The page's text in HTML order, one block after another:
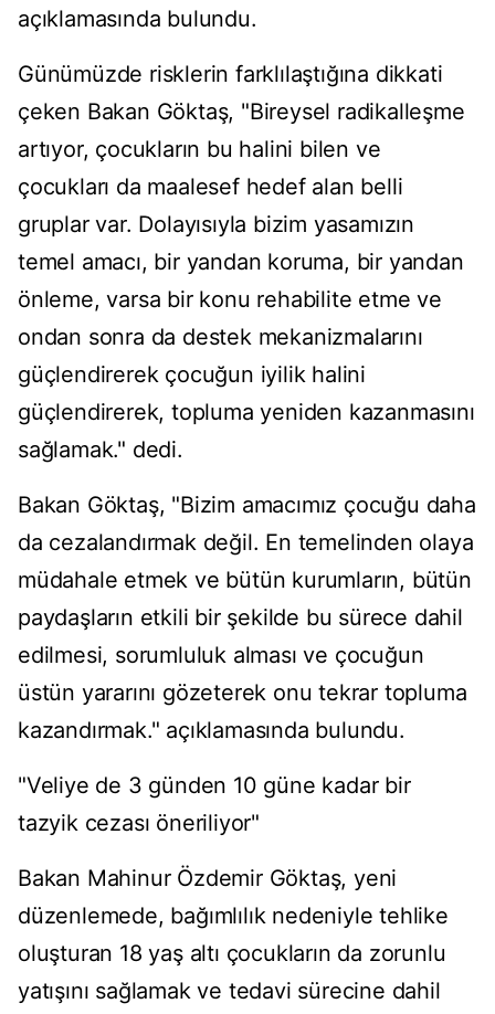
açıklamasında bulundu.
Günümüzde risklerin farklılaştığına dikkati
çeken Bakan Göktaş, "Bireysel radikalleşme
artıyor, çocukların bu halini bilen ve
çocukları da maalesef hedef alan belli
gruplar var. Dolayısıyla bizim yasamızın
temel amacı, bir yandan koruma, bir yandan
önleme, varsa bir konu rehabilite etme ve
ondan sonra da destek mekanizmalarını
güçlendirerek çocuğun iyilik halini
güçlendirerek, topluma yeniden kazanmasını
sağlamak." dedi.
Bakan Göktaş, "Bizim amacımız çocuğu daha
da cezalandırmak değil. En temelinden olaya
müdahale etmek ve bütün kurumların, bütün
paydaşların etkili bir şekilde bu sürece dahil
edilmesi, sorumluluk alması ve çocuğun
üstün yararını gözeterek onu tekrar topluma
kazandırmak." açıklamasında bulundu.
"Veliye de 3 günden 10 güne kadar bir
tazyik cezası öneriliyor"
Bakan Mahinur Özdemir Göktaş, yeni
düzenlemede, bağımlılık nedeniyle tehlike
oluşturan 18 yaş altı çocukların da zorunlu
yatışını sağlamak ve tedavi sürecine dahil